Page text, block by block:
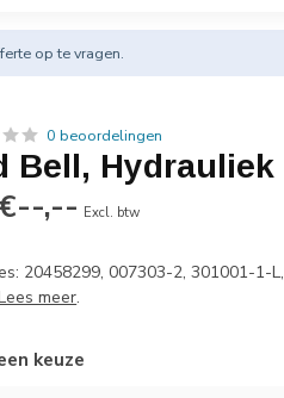
op te vragen.
0 beoordelingen
Bell,
€--,-- Excl. btw
20458299, 007303-2, 301001-1-
meer.
keuze